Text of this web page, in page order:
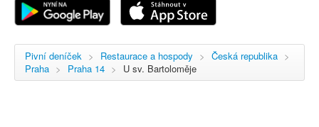
Registrace
Pivní deníček > Restaurace a hospody > Česká republika >
Praha > Praha 14 > U sv. Bartoloměje